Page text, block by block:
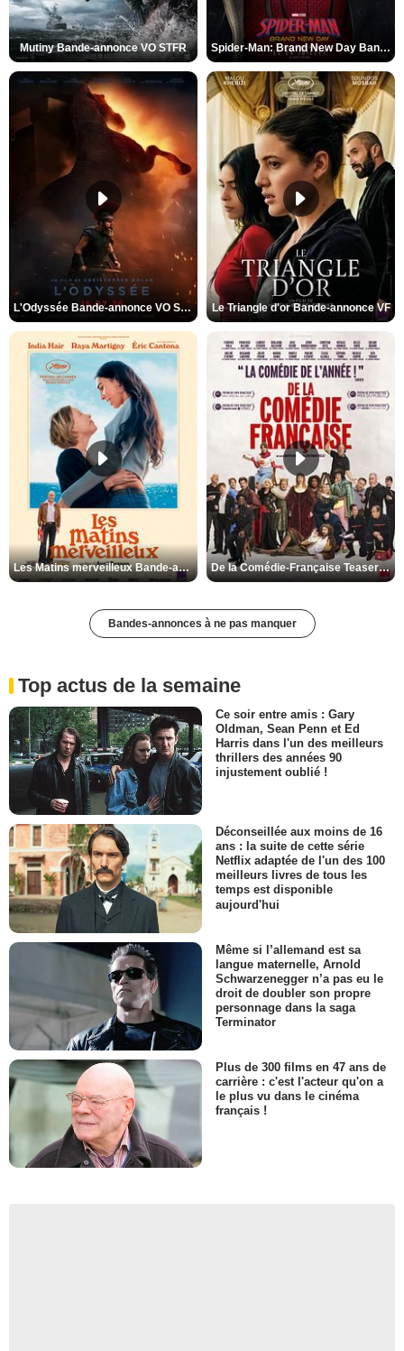
Mutiny Bande-annonce VO STFR Spider-Man: Brand New Day Bande-annonce VO STFR
L'Odyssée Bande-annonce VO STFR Le Triangle d'or Bande-annonce VF
Les Matins merveilleux Bande-annonce VF De la Comédie-Française Teaser VF
Bandes-annonces à ne pas manquer
Top actus de la semaine
Ce soir entre amis : Gary
Oldman, Sean Penn et Ed
Harris dans l'un des meilleurs
thrillers des années 90
injustement oublié !
Déconseillée aux moins de 16
ans : la suite de cette série
Netflix adaptée de l'un des 100
meilleurs livres de tous les
temps est disponible
aujourd'hui
Même si l’allemand est sa
langue maternelle, Arnold
Schwarzenegger n’a pas eu le
droit de doubler son propre
personnage dans la saga
Terminator
Plus de 300 films en 47 ans de
carrière : c'est l'acteur qu'on a
le plus vu dans le cinéma
français !